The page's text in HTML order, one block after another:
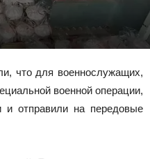
что для военнослужащих,
военной операции,
и отправили на передовые